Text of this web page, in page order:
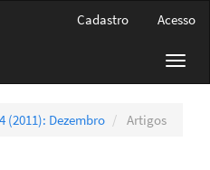
Cadastro Acesso
(2011): Dezembro Artigos